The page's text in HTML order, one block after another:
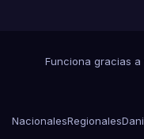
Funciona gracias a
NacionalesRegionales